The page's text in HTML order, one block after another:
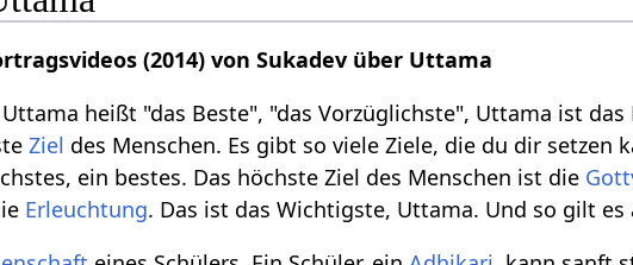
(2014) von Sukadev über Uttama
heißt "das Beste", "das Vorzüglichste", Uttama ist
Ziel des Menschen. Es gibt so viele Ziele, die du dir setzen
ein bestes. Das höchste Ziel des Menschen ist die
Erleuchtung. Das ist das Wichtigste, Uttama. Und so gilt